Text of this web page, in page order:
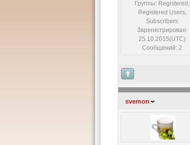
Группы: Registered,
Registered Users,
Subscribers
Зарегистрирован:
25.10.2015(UTC)
Сообщений: 2
svemon